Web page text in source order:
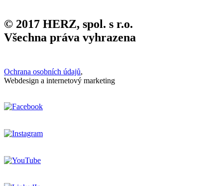
© 2017 HERZ, spol. s r.o.
Všechna práva vyhrazena
Ochrana osobních údajů,
Webdesign a internetový marketing